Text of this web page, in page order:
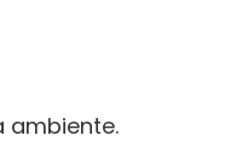
ambiente.